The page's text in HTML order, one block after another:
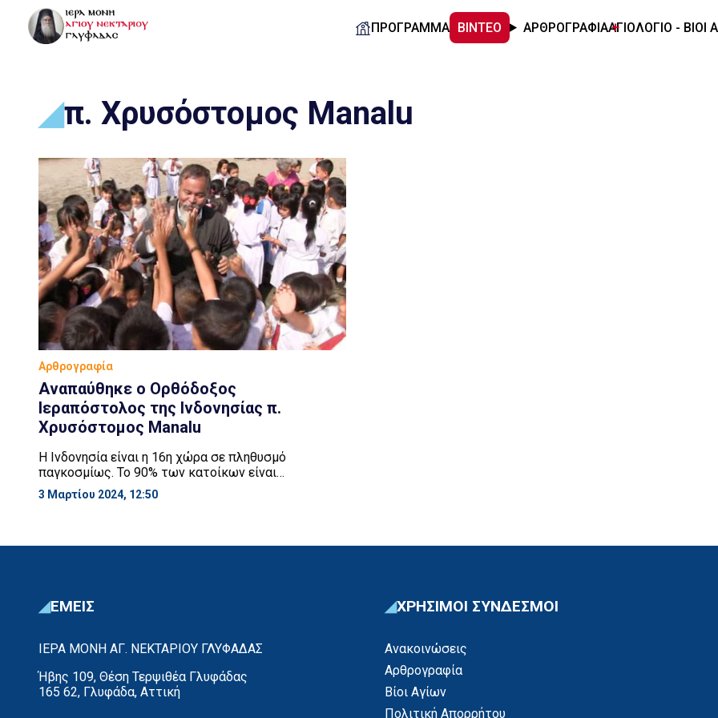
ΠΡΟΓΡΑΜΜΑ ΒΙΝΤΕΟ ΑΡΘΡΟΓΡΑΦΙΑΑΓΙΟΛΟΓΙΟ - ΒΙΟΙ
π. Χρυσόστομος Manalu
Αρθρογραφία
Αναπαύθηκε ο Ορθόδοξος
Ιεραπόστολος της Ινδονησίας π.
Χρυσόστομος Manalu
Η Ινδονησία είναι η 16η χώρα σε πληθυσμό
παγκοσμίως. Το 90% των κατοίκων είναι
Μουσουλμάνοι. Οι Ορθόδοξοι ειναι 3.000. Ο π.
Χρυσόστομος χειροτονήθηκε πρεσβύτερος το 1994
ιεραποστολική του δράση στην επαρχία Medan της
3 Μαρτίου 2024, 12:50
ΕΜΕΙΣ
ΙΕΡΑ ΜΟΝΗ ΑΓ. ΝΕΚΤΑΡΙΟΥ ΓΛΥΦΑΔΑΣ
Ήβης 109, Θέση Τερψιθέα Γλυφάδας
165 62, Γλυφάδα, Αττική
ΧΡΗΣΙΜΟΙ ΣΥΝΔΕΣΜΟΙ
Ανακοινώσεις
Αρθρογραφία
Βίοι Αγίων
Πολιτική Απορρήτου